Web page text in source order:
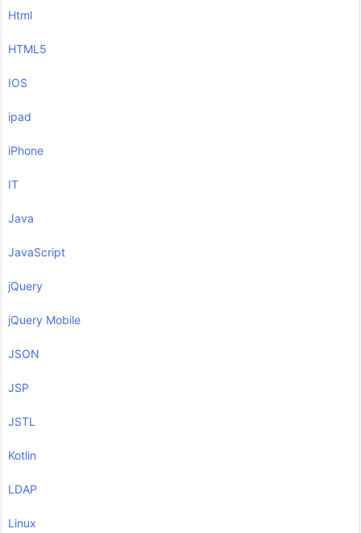
Html
HTML5
IOS
ipad
iPhone
IT
Java
JavaScript
jQuery
jQuery Mobile
JSON
JSP
JSTL
Kotlin
LDAP
Linux